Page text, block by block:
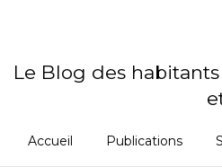
Le Blog des
Accueil Publications